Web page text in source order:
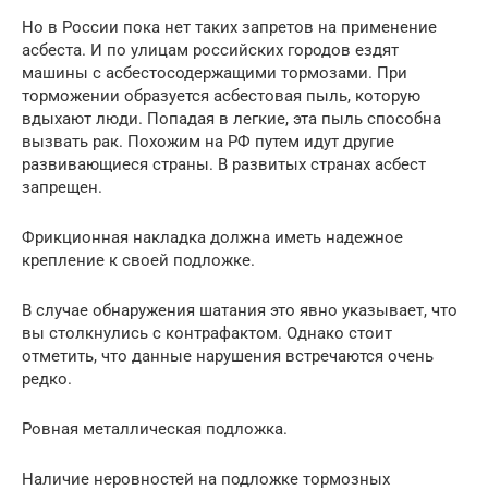
Но в России пока нет таких запретов на применение
асбеста. И по улицам российских городов ездят
машины с асбестосодержащими тормозами. При
торможении образуется асбестовая пыль, которую
вдыхают люди. Попадая в легкие, эта пыль способна
вызвать рак. Похожим на РФ путем идут другие
развивающиеся страны. В развитых странах асбест
запрещен.
Фрикционная накладка должна иметь надежное
крепление к своей подложке.
В случае обнаружения шатания это явно указывает, что
вы столкнулись с контрафактом. Однако стоит
отметить, что данные нарушения встречаются очень
редко.
Ровная металлическая подложка.
Наличие неровностей на подложке тормозных